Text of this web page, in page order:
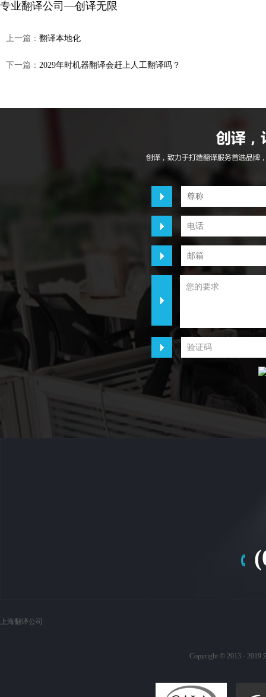
专业翻译公司—创译无限
上一篇： 翻译本地化
下一篇： 2029年时机器翻译会赶上人工翻译吗？
上海翻译公司
Copyright © 2013 -